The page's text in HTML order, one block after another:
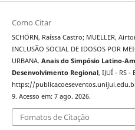
Como Citar
SCHÖRN, Raíssa Castro; MUELLER,
INCLUSÃO SOCIAL DE IDOSOS POR
URBANA. Anais do Simpósio Latino-
Desenvolvimento Regional, IJUÍ - RS -
https://
9. Acesso em: 7 ago. 2026.
Fomatos de Citação